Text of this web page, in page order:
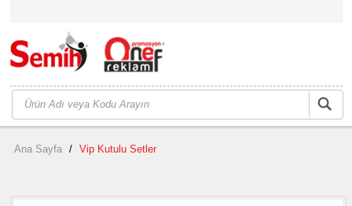
Ana Sayfa / Vip Kutulu Setler